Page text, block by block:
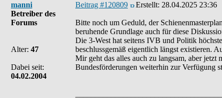
manni
Betreiber des
Forums
Alter: 47
Dabei seit:
04.02.2004
Beitrag #120809 Erstellt: 28.04.2025 23:36
Bitte noch um Geduld, der
beruhende Grundlage auch für diese
Die 3-West hat seitens IVB und Politik
beschlussgemäß eigentlich längst existieren.
Mir geht das alles auch zu langsam, aber jetzt
Bundesförderungen weiterhin zur Verfügung